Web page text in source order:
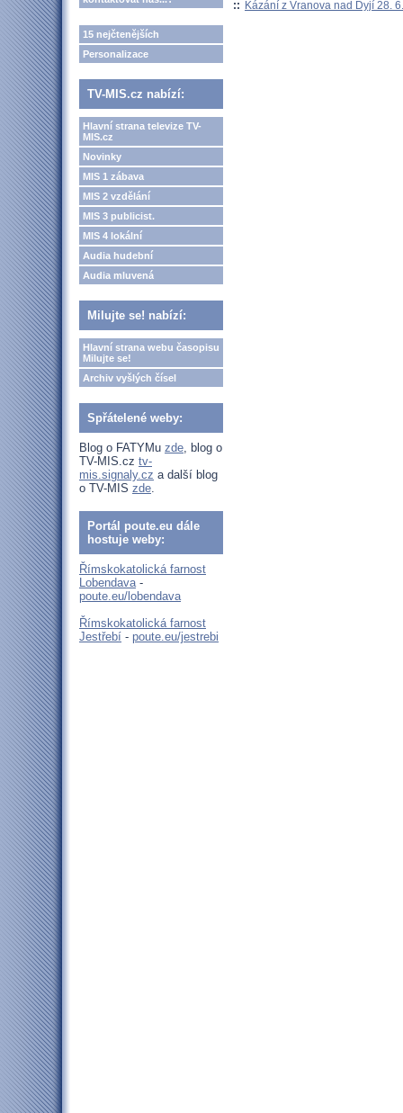
15 nejčtenějších
Personalizace
TV-MIS.cz nabízí:
Hlavní strana televize TV-
MIS.cz
Novinky
MIS 1 zábava
MIS 2 vzdělání
MIS 3 publicist.
MIS 4 lokální
Audia hudební
Audia mluvená
Milujte se! nabízí:
Hlavní strana webu časopisu
Milujte se!
Archiv vyšlých čísel
Spřátelené weby:
Blog o FATYMu zde, blog o
TV-MIS.cz tv-
mis.signaly.cz a další blog
o TV-MIS zde.
Portál poute.eu dále
hostuje weby:
Římskokatolická farnost
Lobendava-
poute.eu/lobendava
Římskokatolická farnost
Jestřebí - poute.eu/jestrebi
:: Kázání z Vranova nad Dyjí 28.